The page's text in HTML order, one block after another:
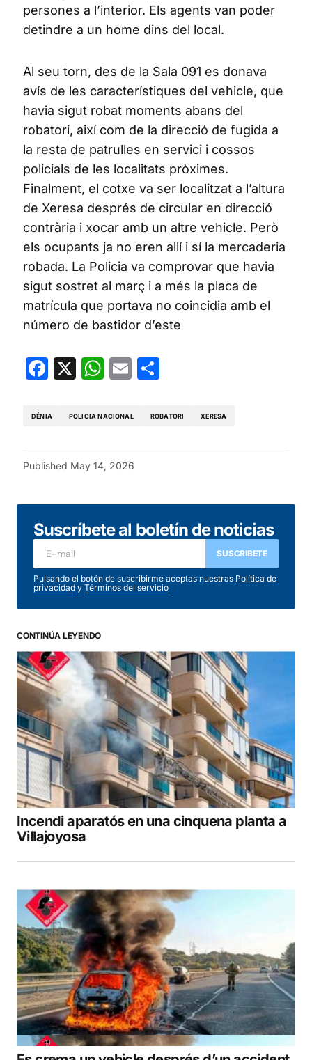
persones a l’interior. Els agents van poder
detindre a un home dins del local.
Al seu torn, des de la Sala 091 es donava
avís de les característiques del vehicle, que
havia sigut robat moments abans del
robatori, així com de la direcció de fugida a
la resta de patrulles en servici i cossos
policials de les localitats pròximes.
Finalment, el cotxe va ser localitzat a l’altura
de Xeresa després de circular en direcció
contrària i xocar amb un altre vehicle. Però
els ocupants ja no eren allí i sí la mercaderia
robada. La Policia va comprovar que havia
sigut sostret al març i a més la placa de
matrícula que portava no coincidia amb el
número de bastidor d’este
Facebook
X WhatsApp
Email
DÉNIA POLICIA NACIONAL ROBATORI XERESA
Published May 14, 2026
Suscríbete al boletín de noticias
SUSCRIBETE
Pulsando el botón de suscribirme aceptas nuestras Política de
privacidad y Términos del servicio
CONTINÚA LEYENDO
Incendi aparatós en una cinquena planta a
Villajoyosa